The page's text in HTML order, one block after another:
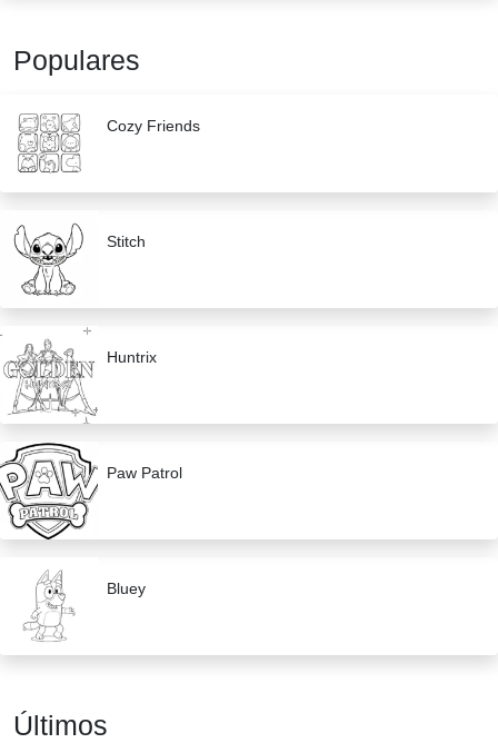
Populares
Cozy Friends
Stitch
Huntrix
Paw Patrol
Bluey
Últimos